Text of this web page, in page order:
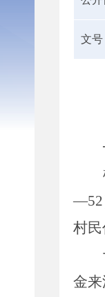
文号
—52
村
金